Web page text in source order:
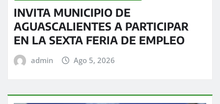
INVITA MUNICIPIO DE
AGUASCALIENTES A PARTICIPAR
EN LA SEXTA FERIA DE EMPLEO
admin Ago 5, 2026